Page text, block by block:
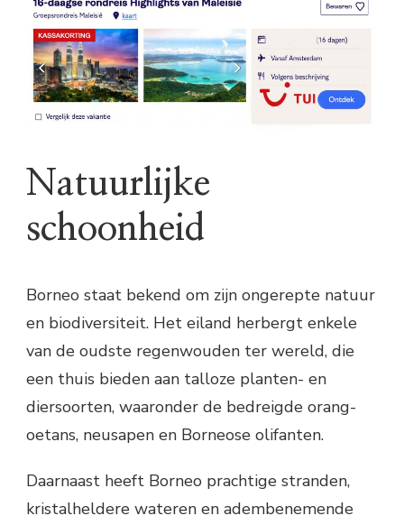
Natuurlijke
schoonheid
Borneo staat bekend om zijn ongerepte natuur
en biodiversiteit. Het eiland herbergt enkele
van de oudste regenwouden ter wereld, die
een thuis bieden aan talloze planten- en
diersoorten, waaronder de bedreigde orang-
oetans, neusapen en Borneose olifanten.
Daarnaast heeft Borneo prachtige stranden,
kristalheldere wateren en adembenemende